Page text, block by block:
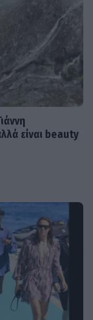
είναι beauty